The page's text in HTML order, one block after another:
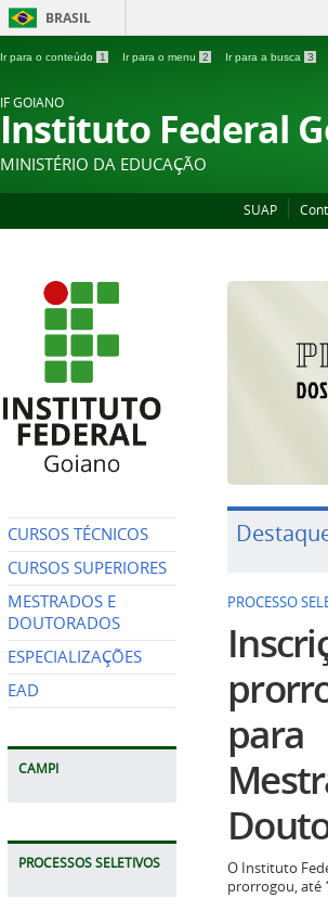
BRASIL
Ir para o conteúdo 1 Ir para o menu 2 Ir para a busca 3
IF GOIANO
Instituto Federal
MINISTÉRIO DA EDUCAÇÃO
SUAP
CURSOS TÉCNICOS
CURSOS SUPERIORES
MESTRADOS E
DOUTORADOS
ESPECIALIZAÇÕES
EAD
CAMPI
PROCESSOS SELETIVOS
PROCESSO
para
O Instituto
prorrogou, até